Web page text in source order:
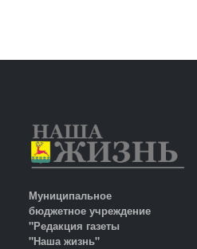
Муниципальное
бюджетное учреждение
"Редакция газеты
"Наша жизнь"